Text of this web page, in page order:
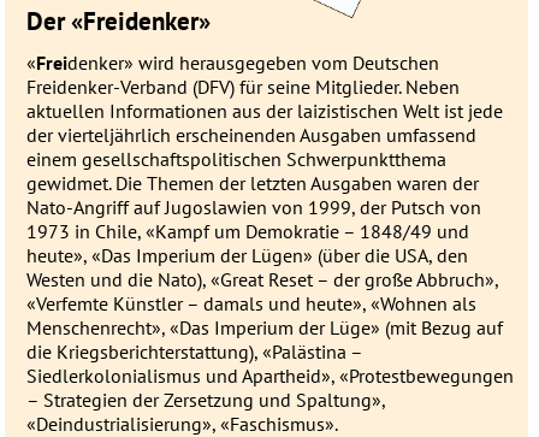
Der «Freidenker»
«Freidenker» wird herausgegeben vom Deutschen
Freidenker-Verband (DFV) für seine Mitglieder. Neben
aktuellen Informationen aus der laizistischen Welt ist jede
der vierteljährlich erscheinenden Ausgaben umfassend
einem gesellschaftspolitischen Schwerpunktthema
gewidmet. Die Themen der letzten Ausgaben waren der
Nato-Angriff auf Jugoslawien von 1999, der Putsch von
1973 in Chile, «Kampf um Demokratie – 1848/49 und
heute», «Das Imperium der Lügen» (über die USA, den
Westen und die Nato), «Great Reset – der große Abbruch»,
«Verfemte Künstler – damals und heute», «Wohnen als
Menschenrecht», «Das Imperium der Lüge» (mit Bezug auf
die Kriegsberichterstattung), «Palästina –
Siedlerkolonialismus und Apartheid», «Protestbewegungen
– Strategien der Zersetzung und Spaltung»,
«Deindustrialisierung», «Faschismus».